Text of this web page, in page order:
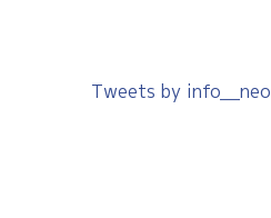
Tweets by info__neo